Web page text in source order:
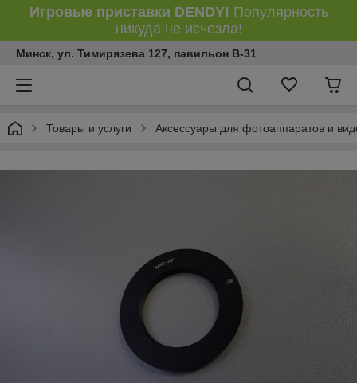
Игровые приставки DENDY! Популярность
никуда не исчезла!
Минск, ул. Тимирязева 127, павильон В-31
Товары и услуги Аксессуары для фотоаппаратов и